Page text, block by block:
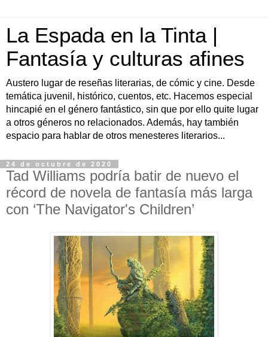
La Espada en la Tinta |
Fantasía y culturas afines
Austero lugar de reseñas literarias, de cómic y cine. Desde
temática juvenil, histórico, cuentos, etc. Hacemos especial
hincapié en el género fantástico, sin que por ello quite lugar
a otros géneros no relacionados. Además, hay también
espacio para hablar de otros menesteres literarios...
24 de octubre de 2020
Tad Williams podría batir de nuevo el
récord de novela de fantasía más larga
con ‘The Navigator's Children’